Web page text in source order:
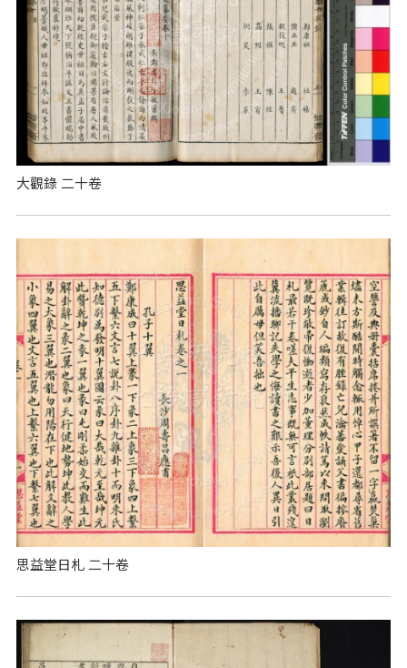
大觀錄 二十卷
思益堂日札 二十卷